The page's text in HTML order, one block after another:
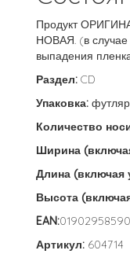
Продукт
НОВАЯ. (в случае
выпадения
Раздел: CD
Упаковка:
Количество
Ширина
Длина (включая
Высота
EAN:
Артикул: 604714